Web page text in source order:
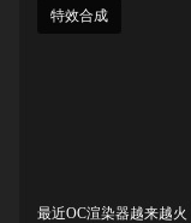
特效合成
最近OC渲染器越来越